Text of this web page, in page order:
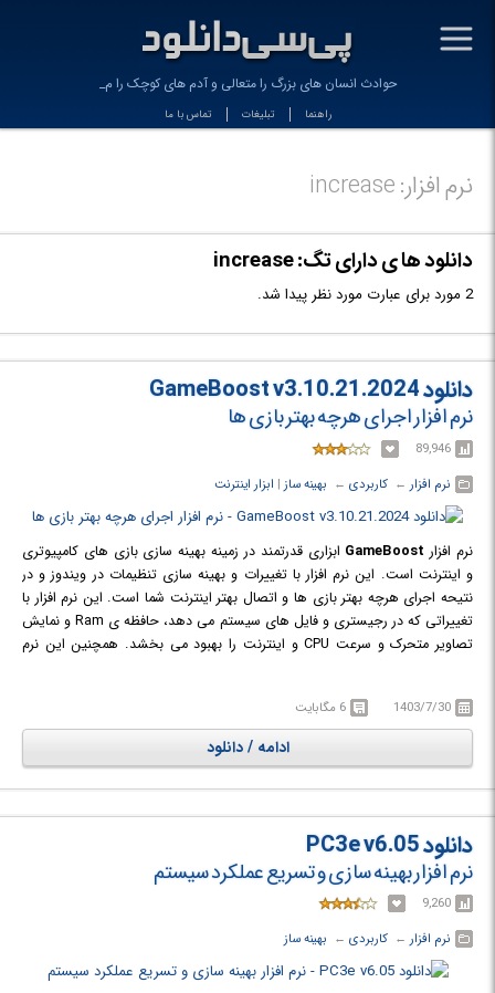
-
حوادث انسان های بزرگ را متعالی و آدم های کوچک را متل_
راهنما تبلیغات تماس با ما
نرم افزار: increase
دانلود ها ی دارای تگ: increase
2 مورد برای عبارت مورد نظر پیدا شد.
دانلود GameBoost v3.10.21.2024
نرم افزار اجرای هرچه بهتر بازی ها
89,946
نرم افزار ← ‏ کاربردی ← ‏ بهینه ساز ‏| ابزار اینترنت
نرم افزار GameBoost ابزاری قدرتمند در زمینه بهینه سازی بازی های کامپیوتری
و اینترنت است. این نرم افزار با تغییرات و بهینه سازی تنظیمات در ویندوز و در
نتیحه اجرای هرچه بهتر بازی ها و اتصال بهتر اینترنت شما است. این نرم افزار با
تغییراتی که در رجیستری و فایل های سیستم می دهد، حافظه ی Ram و نمایش
تصاویر متحرک و سرعت CPU و اینترنت را بهبود می بخشد. همچنین این نرم
موزیک، فیلم و فایل را می دهد.
1403/7/30 6 مگابایت
ادامه / دانلود
دانلود PC3e v6.05
نرم افزار بهینه سازی و تسریع عملکرد سیستم
9,260
نرم افزار ← ‏ کاربردی ← ‏ بهینه ساز